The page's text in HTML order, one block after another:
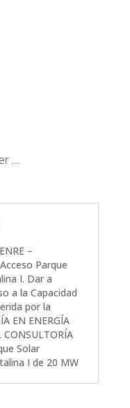
...
–
Parque
I. Dar a
a la Capacidad
por la
EN ENERGÍA
Solar
I de 20 MW